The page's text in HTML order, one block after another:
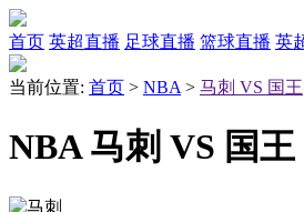
首页 英超直播 足球直播 篮球直播 英
当前位置: 首页 > NBA > 马刺 VS 国王
NBA 马刺 VS 国王